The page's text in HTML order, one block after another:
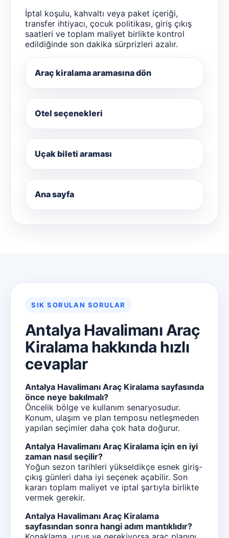
İptal koşulu, kahvaltı veya paket içeriği,
transfer ihtiyacı, çocuk politikası, giriş çıkış
saatleri ve toplam maliyet birlikte kontrol
edildiğinde son dakika sürprizleri azalır.
Araç kiralama aramasına dön
Otel seçenekleri
Uçak bileti araması
Ana sayfa
SIK SORULAN SORULAR
Antalya Havalimanı Araç
Kiralama hakkında hızlı
cevaplar
Antalya Havalimanı Araç Kiralama sayfasında
önce neye bakılmalı?
Öncelik bölge ve kullanım senaryosudur.
Konum, ulaşım ve plan temposu netleşmeden
yapılan seçimler daha çok hata doğurur.
Antalya Havalimanı Araç Kiralama için en iyi
zaman nasıl seçilir?
Yoğun sezon tarihleri yükseldikçe esnek giriş-
çıkış günleri daha iyi seçenek açabilir. Son
kararı toplam maliyet ve iptal şartıyla birlikte
vermek gerekir.
Antalya Havalimanı Araç Kiralama
sayfasından sonra hangi adım mantıklıdır?